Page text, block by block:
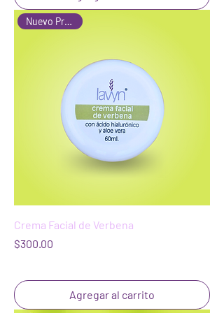
Nuevo Producto
Crema Facial de Verbena
Precio
$300.00
Agregar al carrito